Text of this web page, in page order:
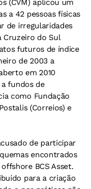
(CVM) aplicou um
a 42 pessoas físicas
de irregularidades
Cruzeiro do Sul
futuros de índice
de 2003 a
em 2010
fundos de
como Fundação
(Correios) e
de participar
encontrados
BCS Asset.
para a criação